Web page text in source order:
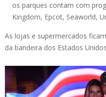
os parques contam com
Kingdom, Epcot, Seaworld,
As lojas e supermercados
da bandeira dos Estados